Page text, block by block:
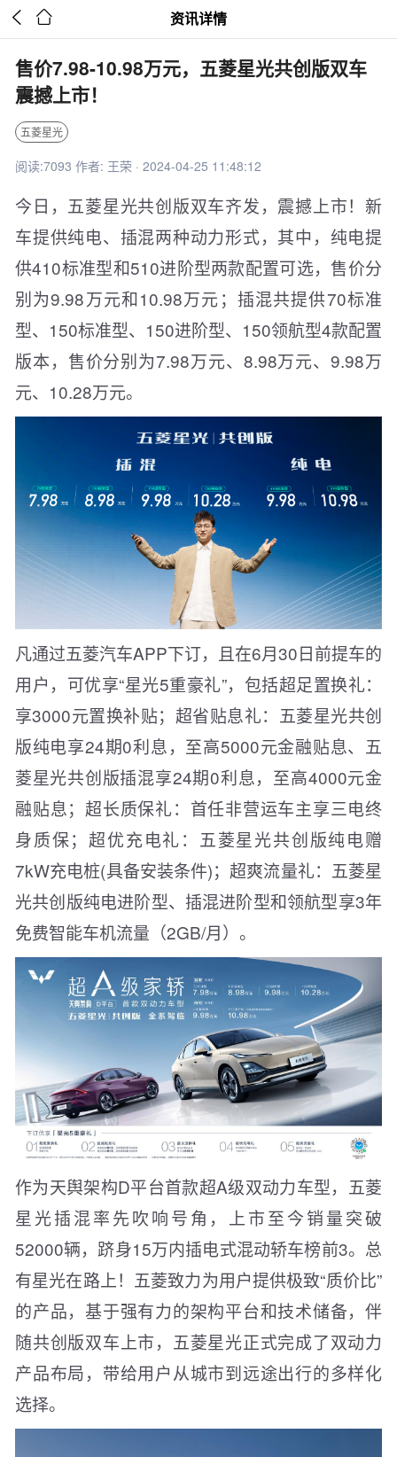
  资讯详情
售价7.98-10.98万元，五菱星光共创版双车
震撼上市！
五菱星光
阅读:7093 作者: 王荣 · 2024-04-25 11:48:12
今日，五菱星光共创版双车齐发，震撼上市！新
车提供纯电、插混两种动力形式，其中，纯电提
供410标准型和510进阶型两款配置可选，售价分
别为9.98万元和10.98万元；插混共提供70标准
型、150标准型、150进阶型、150领航型4款配置
版本，售价分别为7.98万元、8.98万元、9.98万
元、10.28万元。
凡通过五菱汽车APP下订，且在6月30日前提车的
用户，可优享“星光5重豪礼”，包括超足置换礼：
享3000元置换补贴；超省贴息礼：五菱星光共创
版纯电享24期0利息，至高5000元金融贴息、五
菱星光共创版插混享24期0利息，至高4000元金
融贴息；超长质保礼：首任非营运车主享三电终
身质保；超优充电礼：五菱星光共创版纯电赠
7kW充电桩(具备安装条件)；超爽流量礼：五菱星
光共创版纯电进阶型、插混进阶型和领航型享3年
免费智能车机流量（2GB/月）。
作为天舆架构D平台首款超A级双动力车型，五菱
星光插混率先吹响号角，上市至今销量突破
52000辆，跻身15万内插电式混动轿车榜前3。总
有星光在路上！五菱致力为用户提供极致“质价比”
的产品，基于强有力的架构平台和技术储备，伴
随共创版双车上市，五菱星光正式完成了双动力
产品布局，带给用户从城市到远途出行的多样化
选择。